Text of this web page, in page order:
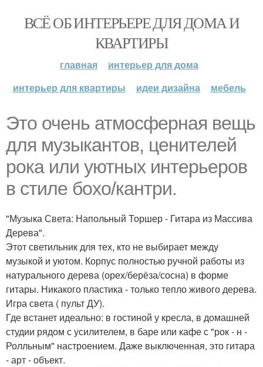
ВСЁ ОБ ИНТЕРЬЕРЕ ДЛЯ ДОМА И
КВАРТИРЫ
главная
интерьер для дома
интерьер для квартиры
идеи дизайна мебель
Это очень атмосферная вещь
для музыкантов, ценителей
рока или уютных интерьеров
в стиле бохо/кантри.
"Музыка Света: Напольный Торшер - Гитара из Массива
Дерева".
Этот светильник для тех, кто не выбирает между
музыкой и уютом. Корпус полностью ручной работы из
натурального дерева (орех/берёза/сосна) в форме
гитары. Никакого пластика - только тепло живого дерева.
Игра света ( пульт ДУ).
Где встанет идеально: в гостиной у кресла, в домашней
студии рядом с усилителем, в баре или кафе с "рок - н -
Ролльным" настроением. Даже выключенная, это гитара
- арт - объект.